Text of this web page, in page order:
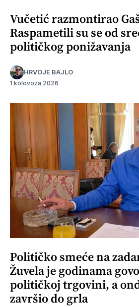
Vučetić razmontirao
Raspametili su se od
političkog ponižavanja
HRVOJE BAJLO
1 kolovoza 2026
Političko smeće na
Žuvela je godinama
političkoj trgovini, a
završio do grla